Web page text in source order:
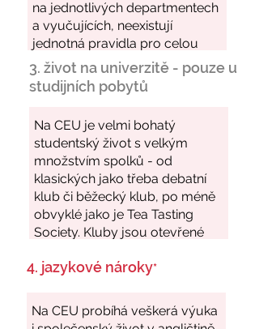
3. život na univerzitě - pouze u
studijních pobytů
4. jazykové nároky*